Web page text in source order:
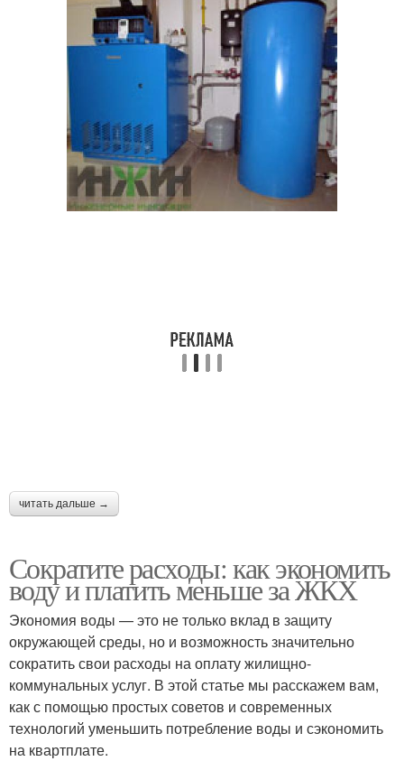
читать дальше →
Сократите расходы: как экономить
воду и платить меньше за ЖКХ
Экономия воды — это не только вклад в защиту
окружающей среды, но и возможность значительно
сократить свои расходы на оплату жилищно-
коммунальных услуг. В этой статье мы расскажем вам,
как с помощью простых советов и современных
технологий уменьшить потребление воды и сэкономить
на квартплате.